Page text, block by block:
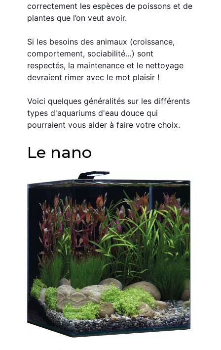
correctement les espèces de poissons et de
plantes que l’on veut avoir.
Si les besoins des animaux (croissance,
comportement, sociabilité…) sont
respectés, la maintenance et le nettoyage
devraient rimer avec le mot plaisir !
Voici quelques généralités sur les différents
types d'aquariums d'eau douce qui
pourraient vous aider à faire votre choix.
Le nano